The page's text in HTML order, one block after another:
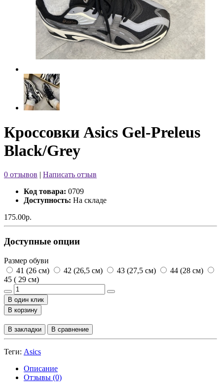
Кроссовки Asics Gel-Preleus
Black/Grey
0 отзывов | Написать отзыв
Код товара: 0709
Доступность: На складе
175.00р.
Доступные опции
Размер обуви
41 (26 см)
42 (26,5 см) 43 (27,5 см)
44 (28 см)
45 ( 29 см)
В один клик
В корзину
В закладки В сравнение
Теги: Asics
Описание
Отзывы (0)